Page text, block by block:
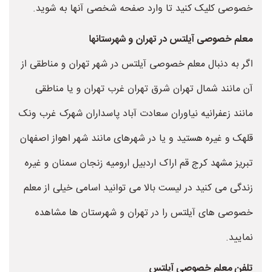
خصوصی کلیک کنید تا وارد صفحه شخصی آنها به شوید.
معلم خصوصی آیلتس در تهران و شهرستانها
اگر به دنبال معلم خصوصی آیلتس در شهر تهران و مناطقی از
آن مانند شمال تهران شرق تهران غرب تهران و یا مناطقی
مانند زعفرانیه نیاوران سعادت آباد پاسداران شهرک غرب ونک
قلهک و غیره هستید و یا در شهرهای مانند شهر اهواز اصفهان
تبریز مشهد کرج قم اراک اردبیل ارومیه زنجان سمنان و غیره
زندگی می کنید در لیست بالا می توانید اسامی خیلی از معلم
خصوصی های آیلتس را در تهران و شهرستان ها مشاهده
نمایید.
تلفن معلم خصوصی آیلتس